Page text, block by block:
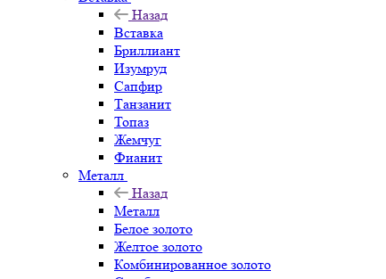
Назад
Вставка
Бриллиант
Изумруд
Сапфир
Танзанит
Топаз
Жемчуг
Фианит
Металл
Назад
Металл
Белое золото
Желтое золото
Комбинированное золото